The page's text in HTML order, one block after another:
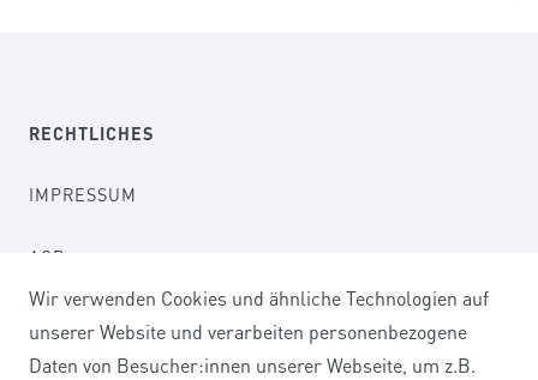
RECHTLICHES
IMPRESSUM
AGB
Wir verwenden Cookies und ähnliche Technologien auf
unserer Website und verarbeiten personenbezogene
Daten von Besucher:innen unserer Webseite, um z.B.